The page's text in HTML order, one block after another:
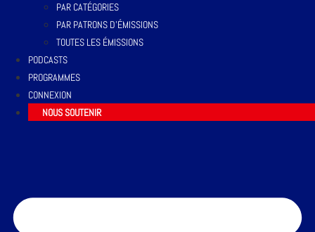
PAR CATÉGORIES
PAR PATRONS D’ÉMISSIONS
TOUTES LES ÉMISSIONS
PODCASTS
PROGRAMMES
CONNEXION
NOUS SOUTENIR